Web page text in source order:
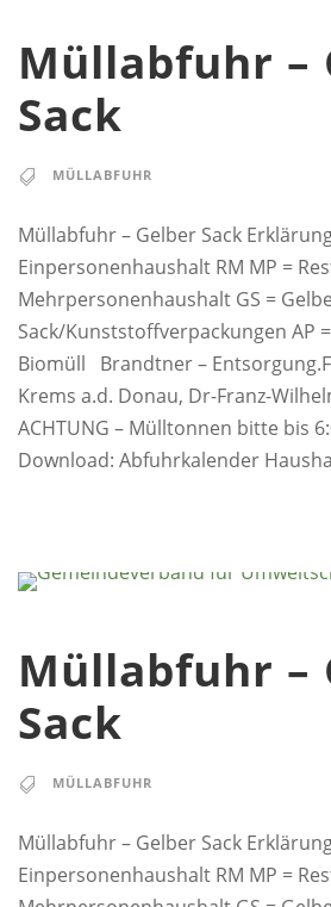
Müllabfuhr –
Sack
MÜLLABFUHR
Müllabfuhr – Gelber Sack
Einpersonenhaushalt RM MP =
Mehrpersonenhaushalt GS =
Sack/Kunststoffverpackungen AP
Biomüll Brandtner –
Krems a.d. Donau, Dr-Franz-
ACHTUNG – Mülltonnen bitte bis
Download: Abfuhrkalender
Müllabfuhr –
Sack
MÜLLABFUHR
Müllabfuhr – Gelber Sack
Einpersonenhaushalt RM MP =